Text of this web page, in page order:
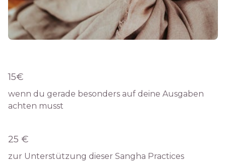
15€
wenn du gerade besonders auf deine Ausgaben
achten musst
25 €
zur Unterstützung dieser Sangha Practices